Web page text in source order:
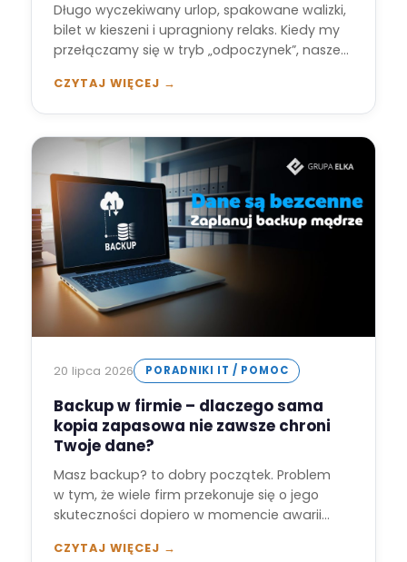
Długo wyczekiwany urlop, spakowane walizki,
bilet w kieszeni i upragniony relaks. Kiedy my
przełączamy się w tryb „odpoczynek”, nasze
CZYTAJ WIĘCEJ →
20 lipca 2026 PORADNIKI IT / POMOC
Backup w firmie – dlaczego sama
kopia zapasowa nie zawsze chroni
Twoje dane?
Masz backup? to dobry początek. Problem
w tym, że wiele firm przekonuje się o jego
skuteczności dopiero w momencie awarii…
CZYTAJ WIĘCEJ →